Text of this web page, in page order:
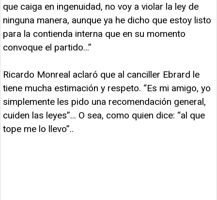
que caiga en ingenuidad, no voy a violar la ley de
ninguna manera, aunque ya he dicho que estoy listo
para la contienda interna que en su momento
convoque el partido...”
Ricardo Monreal aclaró que al canciller Ebrard le
tiene mucha estimación y respeto. “Es mi amigo, yo
simplemente les pido una recomendación general,
cuiden las leyes”... O sea, como quien dice: “al que
tope me lo llevo”..